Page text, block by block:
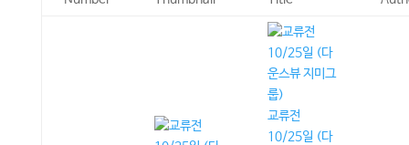
교류전
10/25일 (다